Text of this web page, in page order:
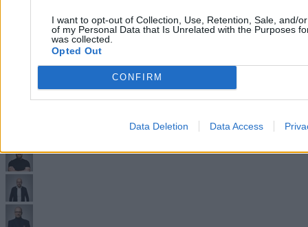
I want to opt-out of Collection, Use, Retention, Sale, and/
of my Personal Data that Is Unrelated with the Purposes
was collected.
Opted Out
CONFIRM
Data Deletion Data Access
Kacprzyk chciał ustawić się na SOR-ze w
kolejnym mieście. Rzucił za duże kwoty